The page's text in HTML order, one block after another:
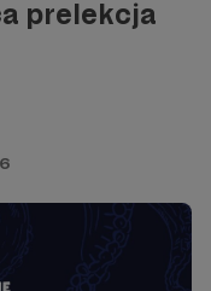
prelekcja